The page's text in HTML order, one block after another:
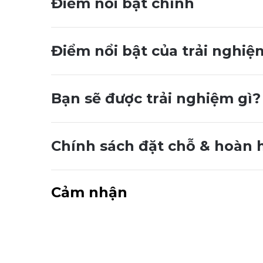
Điểm nổi bật của trải
Bạn sẽ được trải nghiệm gì?
Chính sách đặt chỗ & hoàn
Cảm nhận